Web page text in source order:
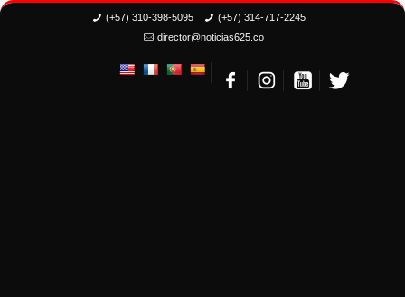
(+57) 310-398-5095
(+57) 314-717-2245
director@noticias625.co